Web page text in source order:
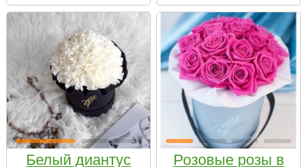
Белый диантус
Розовые розы в